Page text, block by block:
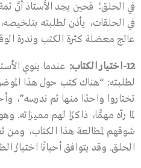
في الحلق؛ فحين يجد الأستاذ أنَّ
في الحلقات، يأذن لطلبته
عالج معضلة كثرة الكتب وندرة
12- اختيار الكتاب: عندما ينوي
لطلبته: “هناك كتب حول هذا
تختاروا واحدًا منها ثم ندرسه”،
لما رآه مهمًّا، ذاكرًا لهم
شوقهم لمطالعة هذا الكتاب، ومن
الحلق. وقد يتوافق أحيانًا اختيارُ